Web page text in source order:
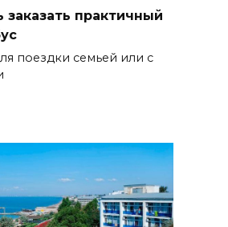
заказать практичный
поездки семьей или с